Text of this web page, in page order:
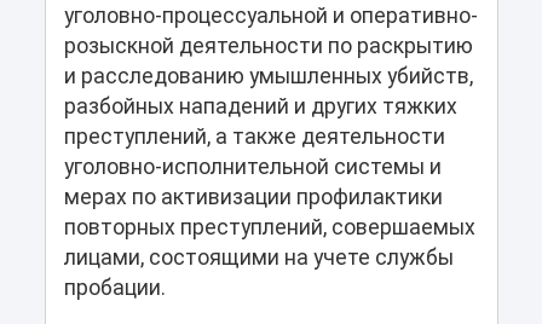
уголовно-процессуальной и оперативно-
розыскной деятельности по раскрытию
и расследованию умышленных убийств,
разбойных нападений и других тяжких
преступлений, а также деятельности
уголовно-исполнительной системы и
мерах по активизации профилактики
повторных преступлений, совершаемых
лицами, состоящими на учете службы
пробации.